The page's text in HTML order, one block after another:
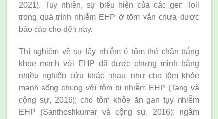
2021). Tuy nhiên, sự biểu hiện của các gen Toll
trong quá trình nhiễm EHP ở tôm vẫn chưa được
báo cáo cho đến nay.
Thí nghiệm về sự lây nhiễm ở tôm thẻ chân trắng
khỏe mạnh với EHP đã được chứng minh bằng
nhiều nghiên cứu khác nhau, như cho tôm khỏe
mạnh sống chung với tôm bị nhiễm EHP (Tang và
cộng sự, 2016); cho tôm khỏe ăn gan tụy nhiễm
EHP (Santhoshkumar và cộng sự, 2016); ngâm